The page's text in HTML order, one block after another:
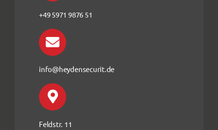
+49 5971 9876 51
info@heydensecurit.de
Feldstr. 11